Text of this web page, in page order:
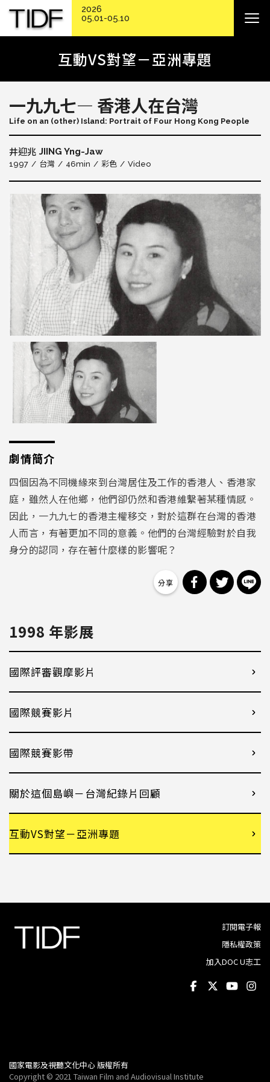
互動VS對望－亞洲專題
一九九七— 香港人在台灣
Life on an (other) Island: Portrait of Four Hong Kong People
井迎兆 JIING Yng-Jaw
1997 台灣 46min 彩色 Video
劇情簡介
四個因為不同機緣來到台灣居住及工作的香港人、香港家
庭，雖然人在他鄉，他們卻仍然和香港維繫著某種情感。
因此，一九九七的香港主權移交，對於這群在台灣的香港
人而言，有著更加不同的意義。他們的台灣經驗對於自我
身分的認同，存在著什麼樣的影響呢？
分享到分享到
1998 年影展
國際評審觀摩影片
國際競賽影片
國際競賽影帶
關於這個島嶼－台灣紀錄片回顧
互動VS對望－亞洲專題
訂閱電子報
隱私權政策
加入DOC U志工
國家電影及視聽文化中心 版權所有
Copyright © 2021 Taiwan Film and Audiovisual Institute
2026
05.01-05.10